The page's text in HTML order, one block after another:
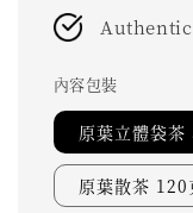
內容包裝
原葉立體袋
原葉散茶